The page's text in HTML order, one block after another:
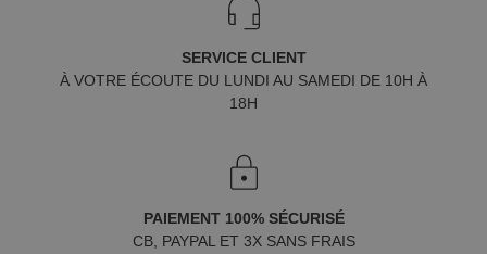
SERVICE CLIENT
À VOTRE ÉCOUTE DU LUNDI AU SAMEDI DE 10H À
18H
PAIEMENT 100% SÉCURISÉ
CB, PAYPAL ET 3X SANS FRAIS